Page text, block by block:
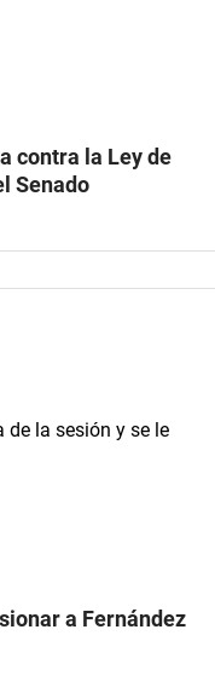
contra la Ley de
Senado
a Fernández